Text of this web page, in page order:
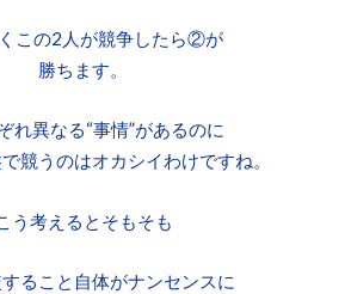
この2人が競争したら②が
勝ちます。
れ異なる“事情”があるのに
競うのはオカシイわけですね。
う考えるとそもそも
ること自体がナンセンスに